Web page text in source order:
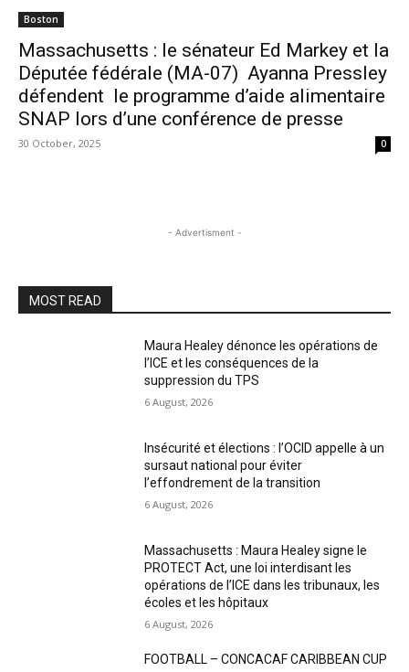
Boston
Massachusetts : le sénateur Ed Markey et la
Députée fédérale (MA-07) Ayanna Pressley
défendent le programme d’aide alimentaire
SNAP lors d’une conférence de presse
30 October, 2025 0
- Advertisment -
MOST READ
Maura Healey dénonce les opérations de
l’ICE et les conséquences de la
suppression du TPS
6 August, 2026
Insécurité et élections : l’OCID appelle à un
sursaut national pour éviter
l’effondrement de la transition
6 August, 2026
Massachusetts : Maura Healey signe le
PROTECT Act, une loi interdisant les
opérations de l’ICE dans les tribunaux, les
écoles et les hôpitaux
6 August, 2026
FOOTBALL – CONCACAF CARIBBEAN CUP